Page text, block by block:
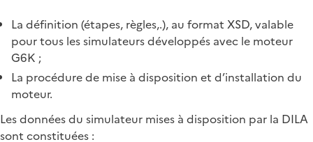
La définition (étapes, règles,.), au format XSD, valable
pour tous les simulateurs développés avec le moteur
G6K ;
La procédure de mise à disposition et d’installation du
moteur.
Les données du simulateur mises à disposition par la DILA
sont constituées :